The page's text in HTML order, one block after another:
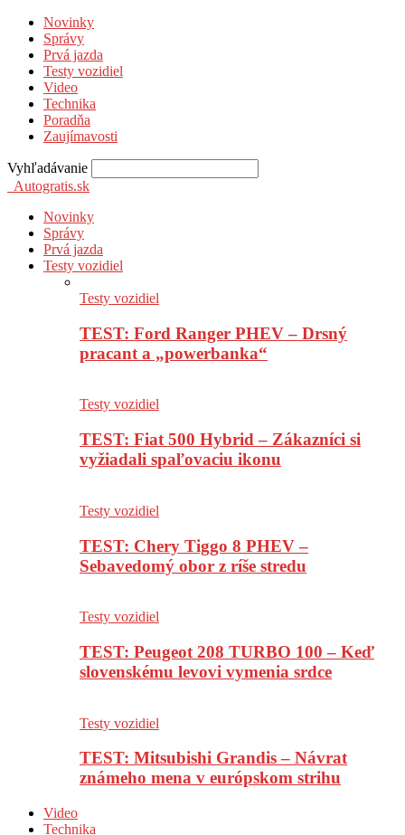
Novinky
Správy
Prvá jazda
Testy vozidiel
Video
Technika
Poradňa
Zaujímavosti
Vyhľadávanie
Autogratis.sk
Novinky
Správy
Prvá jazda
Testy vozidiel
Testy vozidiel
TEST: Ford Ranger PHEV – Drsný
pracant a „powerbanka“
Testy vozidiel
TEST: Fiat 500 Hybrid – Zákazníci si
vyžiadali spaľovaciu ikonu
Testy vozidiel
TEST: Chery Tiggo 8 PHEV –
Sebavedomý obor z ríše stredu
Testy vozidiel
TEST: Peugeot 208 TURBO 100 – Keď
slovenskému levovi vymenia srdce
Testy vozidiel
TEST: Mitsubishi Grandis – Návrat
známeho mena v európskom strihu
Video
Technika